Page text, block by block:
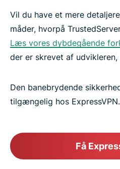
Vil du have et mere
måder, hvorpå
Læs vores dybdegående
der er skrevet af
Den banebrydende
tilgængelig hos ExpressVPN.
Få